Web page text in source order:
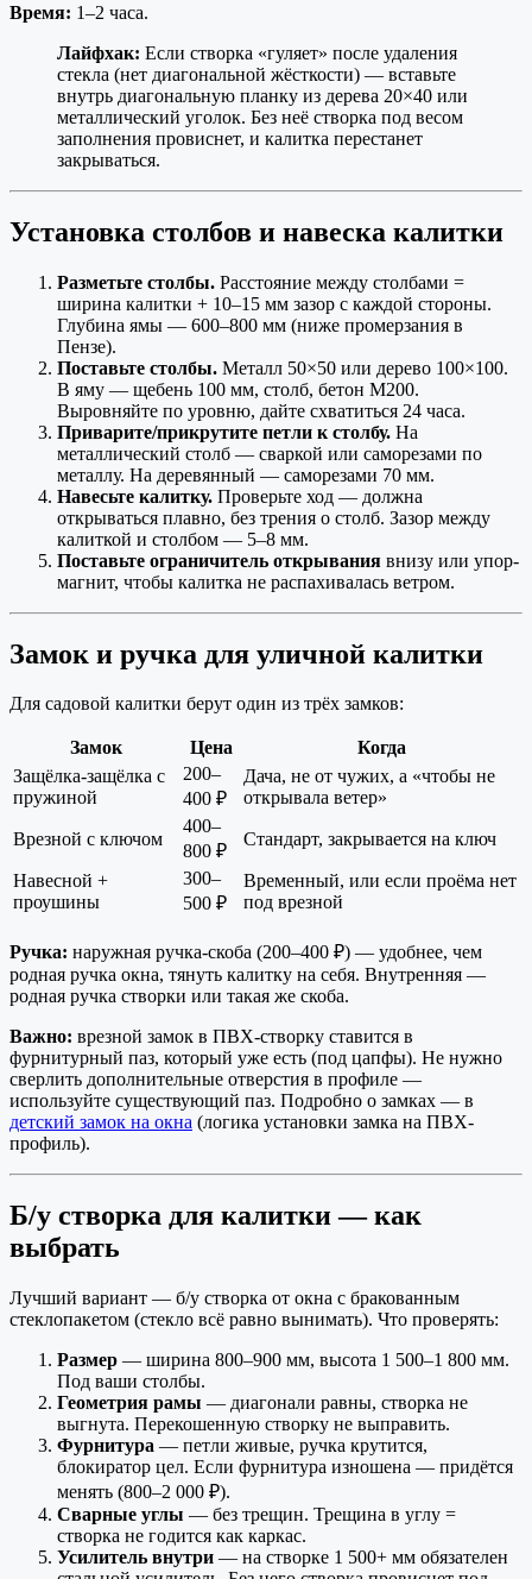
Время: 1–2 часа.
Лайфхак: Если створка «гуляет» после удаления
стекла (нет диагональной жёсткости) — вставьте
внутрь диагональную планку из дерева 20×40 или
металлический уголок. Без неё створка под весом
заполнения провиснет, и калитка перестанет
закрываться.
Установка столбов и навеска калитки
Разметьте столбы. Расстояние между столбами =
ширина калитки + 10–15 мм зазор с каждой стороны.
Глубина ямы — 600–800 мм (ниже промерзания в
Пензе).
Поставьте столбы. Металл 50×50 или дерево 100×100.
В яму — щебень 100 мм, столб, бетон М200.
Выровняйте по уровню, дайте схватиться 24 часа.
Приварите/прикрутите петли к столбу. На
металлический столб — сваркой или саморезами по
металлу. На деревянный — саморезами 70 мм.
Навесьте калитку. Проверьте ход — должна
открываться плавно, без трения о столб. Зазор между
калиткой и столбом — 5–8 мм.
Поставьте ограничитель открывания внизу или упор-
магнит, чтобы калитка не распахивалась ветром.
Замок и ручка для уличной калитки
Для садовой калитки берут один из трёх замков:
Замок Цена
Когда
Защёлка-защёлка с
пружиной
200–
400 ₽
Дача, не от чужих, а «чтобы не
открывала ветер»
Врезной с ключом
400–
800 ₽
Стандарт, закрывается на ключ
Навесной +
проушины
300–
500 ₽
Временный, или если проёма нет
под врезной
Ручка: наружная ручка-скоба (200–400 ₽) — удобнее, чем
родная ручка окна, тянуть калитку на себя. Внутренняя —
родная ручка створки или такая же скоба.
Важно: врезной замок в ПВХ-створку ставится в
фурнитурный паз, который уже есть (под цапфы). Не нужно
сверлить дополнительные отверстия в профиле —
используйте существующий паз. Подробно о замках — в
детский замок на окна (логика установки замка на ПВХ-
профиль).
Б/у створка для калитки — как
выбрать
Лучший вариант — б/у створка от окна с бракованным
стеклопакетом (стекло всё равно вынимать). Что проверять:
Размер — ширина 800–900 мм, высота 1 500–1 800 мм.
Под ваши столбы.
Геометрия рамы — диагонали равны, створка не
выгнута. Перекошенную створку не выправить.
Фурнитура — петли живые, ручка крутится,
блокиратор цел. Если фурнитура изношена — придётся
менять (800–2 000 ₽).
Сварные углы — без трещин. Трещина в углу =
створка не годится как каркас.
Усилитель внутри — на створке 1 500+ мм обязателен